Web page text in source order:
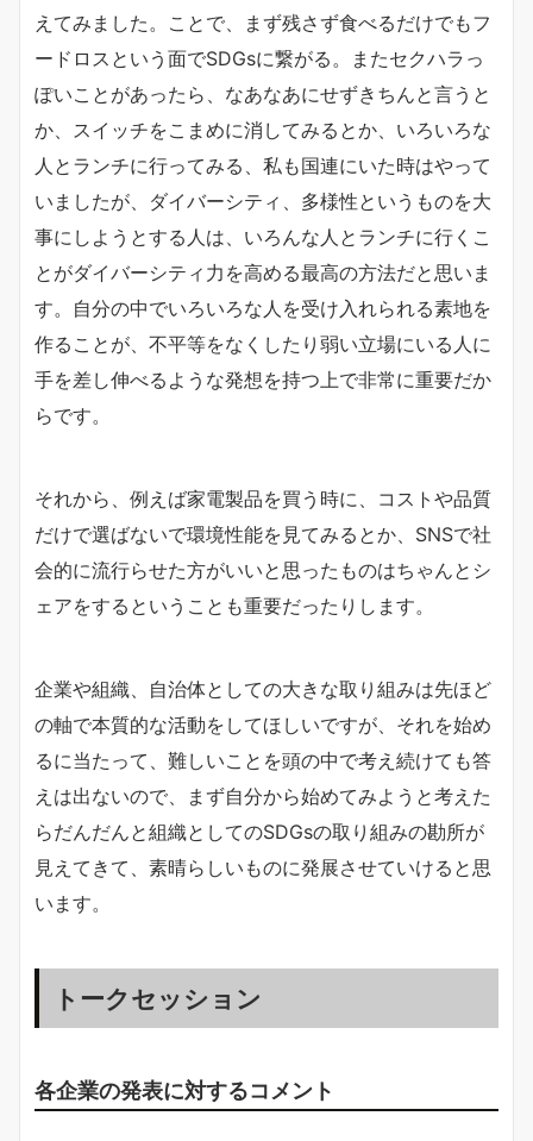
えてみました。ことで、まず残さず食べるだけでもフ
ードロスという面でSDGsに繋がる。またセクハラっ
ぽいことがあったら、なあなあにせずきちんと言うと
か、スイッチをこまめに消してみるとか、いろいろな
人とランチに行ってみる、私も国連にいた時はやって
いましたが、ダイバーシティ、多様性というものを大
事にしようとする人は、いろんな人とランチに行くこ
とがダイバーシティ力を高める最高の方法だと思いま
す。自分の中でいろいろな人を受け入れられる素地を
作ることが、不平等をなくしたり弱い立場にいる人に
手を差し伸べるような発想を持つ上で非常に重要だか
らです。
それから、例えば家電製品を買う時に、コストや品質
だけで選ばないで環境性能を見てみるとか、SNSで社
会的に流行らせた方がいいと思ったものはちゃんとシ
ェアをするということも重要だったりします。
企業や組織、自治体としての大きな取り組みは先ほど
の軸で本質的な活動をしてほしいですが、それを始め
るに当たって、難しいことを頭の中で考え続けても答
えは出ないので、まず自分から始めてみようと考えた
らだんだんと組織としてのSDGsの取り組みの勘所が
見えてきて、素晴らしいものに発展させていけると思
います。
トークセッション
各企業の発表に対するコメント